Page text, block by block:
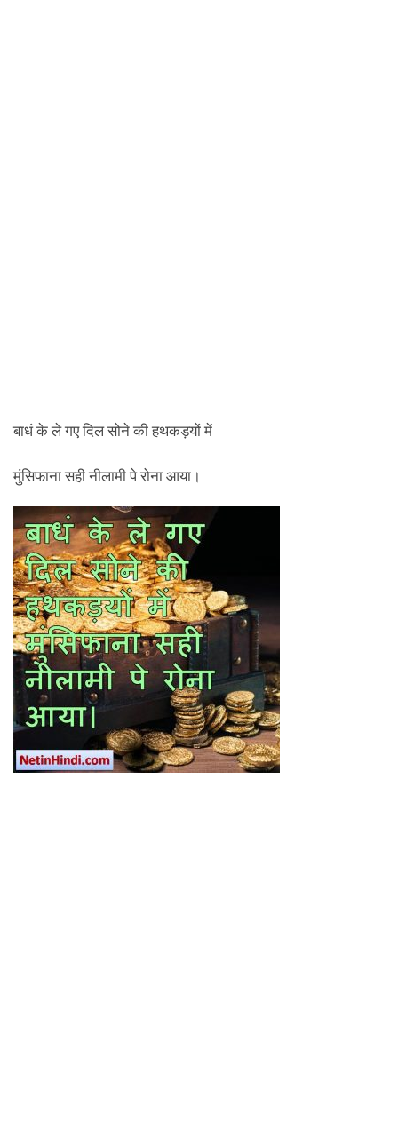
बाधं के ले गए दिल सोने की हथकड़यों में
मुंसिफाना सही नीलामी पे रोना आया।